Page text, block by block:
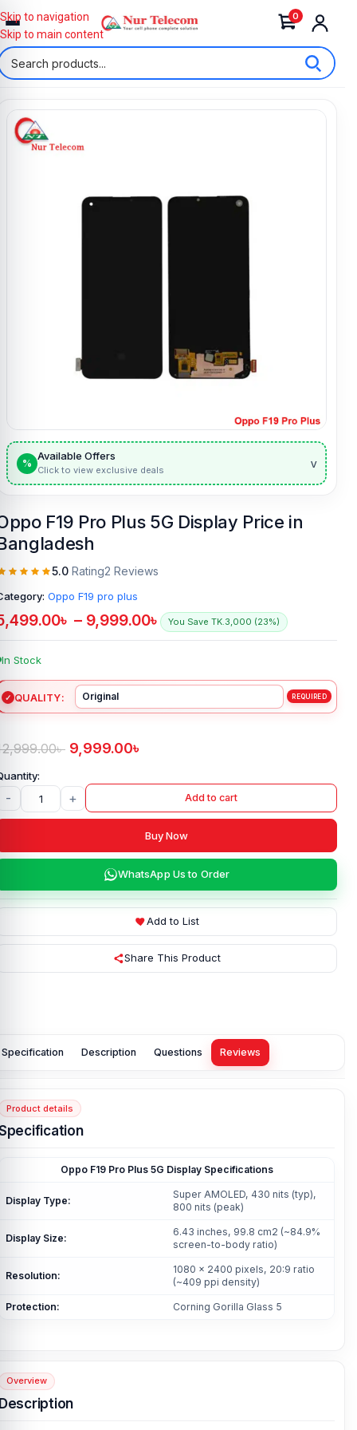
0
Skip to navigation
Skip to main content
%
Available Offers
Click to view exclusive deals v
F19 Pro Plus 5G Display Price in
5.0 Rating2 Reviews
Oppo F19 pro plus
৳ – 9,999.00৳ You Save TK.3,000 (23%)
In Stock
QUALITY
৳ 9,999.00৳
- + Add to cart
Buy Now
WhatsApp Us to Order
Add to List
Share This Product
Specification Description Questions Reviews
Product details
Oppo F19 Pro Plus 5G Display Specifications
Display Type:
Super AMOLED, 430 nits (typ),
800 nits (peak)
Display Size:
6.43 inches, 99.8 cm2 (~84.9%
screen-to-body ratio)
Resolution:
1080 x 2400 pixels, 20:9 ratio
(~409 ppi density)
Protection: Corning Gorilla Glass 5
Overview